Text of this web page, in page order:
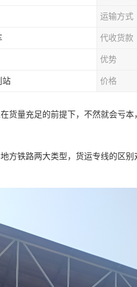
运输方式
代收货款
优势
站 价格
货量充足的前提下，不然就会亏
方铁路两大类型，货运专线的区